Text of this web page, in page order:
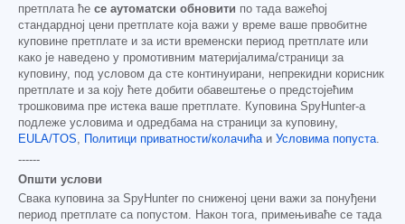
претплата ће се аутоматски обновити по тада важећој
стандардној цени претплате која важи у време ваше првобитне
куповине претплате и за исти временски период претплате или
како је наведено у промотивним материјалима/страници за
куповину, под условом да сте континуирани, непрекидни корисник
претплате и за коју ћете добити обавештење о предстојећим
трошковима пре истека ваше претплате. Куповина SpyHunter-а
подлеже условима и одредбама на страници за куповину,
EULA/TOS, Политици приватности/колачићаи Условима попуста.
------
Општи услови
Свака куповина за SpyHunter по сниженој цени важи за понуђени
период претплате са попустом. Након тога, примењиваће се тада